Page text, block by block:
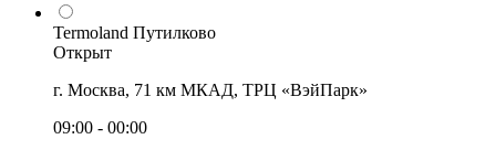
Termoland Путилково
Открыт
г. Москва, 71 км МКАД, ТРЦ «ВэйПарк»
09:00 - 00:00